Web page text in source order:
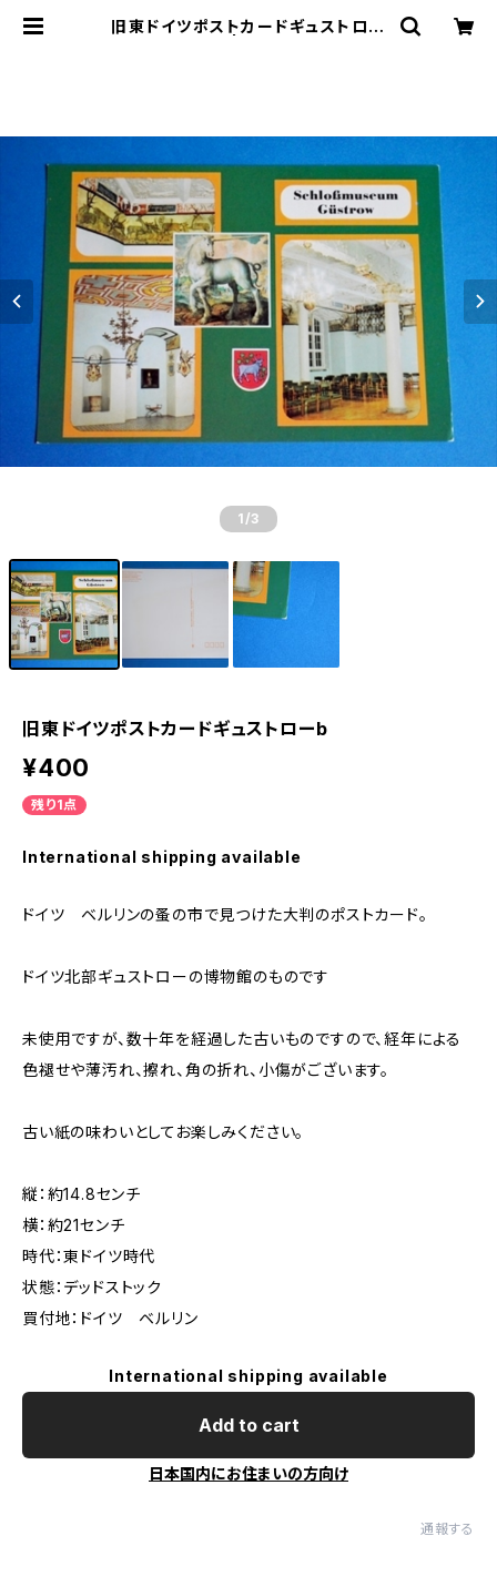
旧東ドイツポストカードギュストロー
1 /3
旧東ドイツポストカードギュストローb
¥400
残り1点
International shipping available
ドイツ ベルリンの蚤の市で見つけた大判のポストカード。
ドイツ北部ギュストローの博物館のものです
未使用ですが、数十年を経過した古いものですので、経年による
色褪せや薄汚れ、擦れ、角の折れ、小傷がございます。
古い紙の味わいとしてお楽しみください。
縦：約14.8センチ
横：約21センチ
時代：東ドイツ時代
状態：デッドストック
買付地：ドイツ ベルリン
International shipping available
Add to cart
日本国内にお住まいの方向け
通報する